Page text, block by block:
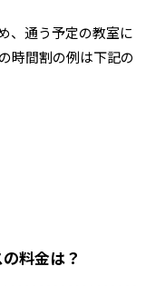
、通う予定の教室に
時間割の例は下記の
料金は？